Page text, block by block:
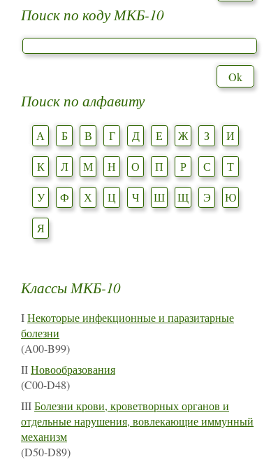
Поиск по коду МКБ-10
Поиск по алфавиту
А Б В Г Д Е Ж З И
К Л М Н О П Р С Т
У Ф Х Ц Ч Ш Щ Э Ю
Я
Классы МКБ-10
IНекоторые инфекционные и паразитарные
болезни
(A00-B99)
IIНовообразования
(C00-D48)
IIIБолезни крови, кроветворных органов и
отдельные нарушения, вовлекающие иммунный
механизм
(D50-D89)